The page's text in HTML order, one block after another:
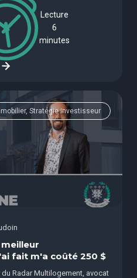
Lecture
6
minutes
Stratégie investisseur
fait m'a coûté 250 $
Radar Multilogement, avocat